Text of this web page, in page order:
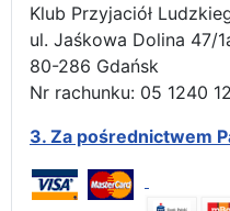
Klub Przyjaciół
ul. Jaśkowa Dolina 47/
80-286 Gdańsk
Nr rachunku: 05 1240
3. Za pośrednictwem